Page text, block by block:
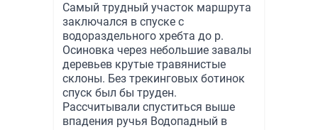
Самый трудный участок маршрута
заключался в спуске с
водораздельного хребта до р.
Осиновка через небольшие завалы
деревьев крутые травянистые
склоны. Без трекинговых ботинок
спуск был бы труден.
Рассчитывали спуститься выше
впадения ручья Водопадный в